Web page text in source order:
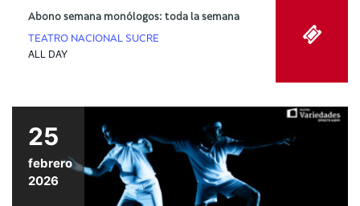
Abono semana monólogos: toda la semana
TEATRO NACIONAL SUCRE
ALL DAY
25
febrero
2026